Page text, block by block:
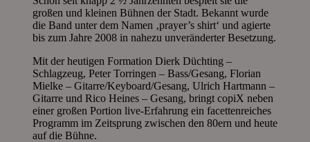
großen und kleinen Bühnen der Stadt. Bekannt wurde
die Band unter dem Namen ‚prayer’s shirt‘ und agierte
bis zum Jahre 2008 in nahezu unveränderter Besetzung.
Mit der heutigen Formation Dierk Düchting –
Schlagzeug, Peter Torringen – Bass/Gesang, Florian
Mielke – Gitarre/Keyboard/Gesang, Ulrich Hartmann –
Gitarre und Rico Heines – Gesang, bringt copiX neben
einer großen Portion live-Erfahrung ein facettenreiches
Programm im Zeitsprung zwischen den 80ern und heute
auf die Bühne.